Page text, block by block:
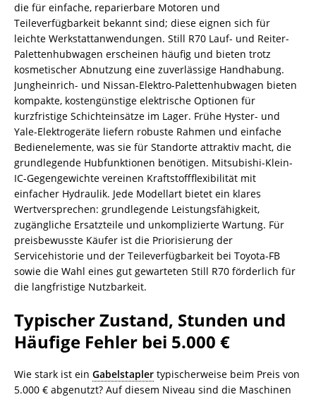
die für einfache, reparierbare Motoren und
Teileverfügbarkeit bekannt sind; diese eignen sich für
leichte Werkstattanwendungen. Still R70 Lauf- und Reiter-
Palettenhubwagen erscheinen häufig und bieten trotz
kosmetischer Abnutzung eine zuverlässige Handhabung.
Jungheinrich- und Nissan-Elektro-Palettenhubwagen bieten
kompakte, kostengünstige elektrische Optionen für
kurzfristige Schichteinsätze im Lager. Frühe Hyster- und
Yale-Elektrogeräte liefern robuste Rahmen und einfache
Bedienelemente, was sie für Standorte attraktiv macht, die
grundlegende Hubfunktionen benötigen. Mitsubishi-Klein-
IC-Gegengewichte vereinen Kraftstoffflexibilität mit
einfacher Hydraulik. Jede Modellart bietet ein klares
Wertversprechen: grundlegende Leistungsfähigkeit,
zugängliche Ersatzteile und unkomplizierte Wartung. Für
preisbewusste Käufer ist die Priorisierung der
Servicehistorie und der Teileverfügbarkeit bei Toyota-FB
sowie die Wahl eines gut gewarteten Still R70 förderlich für
die langfristige Nutzbarkeit.
Typischer Zustand, Stunden und
Häufige Fehler bei 5.000 €
Wie stark ist ein Gabelstapler typischerweise beim Preis von
5.000 € abgenutzt? Auf diesem Niveau sind die Maschinen